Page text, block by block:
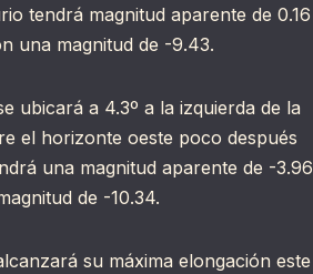
tendrá magnitud aparente de 0.16
una magnitud de -9.43.
ubicará a 4.3º a la izquierda de la
el horizonte oeste poco después
una magnitud aparente de -3.96
de -10.34.
su máxima elongación este